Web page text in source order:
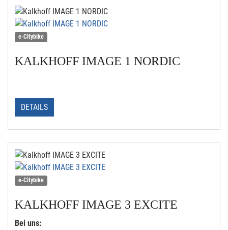
e-Citybike
KALKHOFF IMAGE 1 NORDIC
DETAILS
e-Citybike
KALKHOFF IMAGE 3 EXCITE
Bei uns: